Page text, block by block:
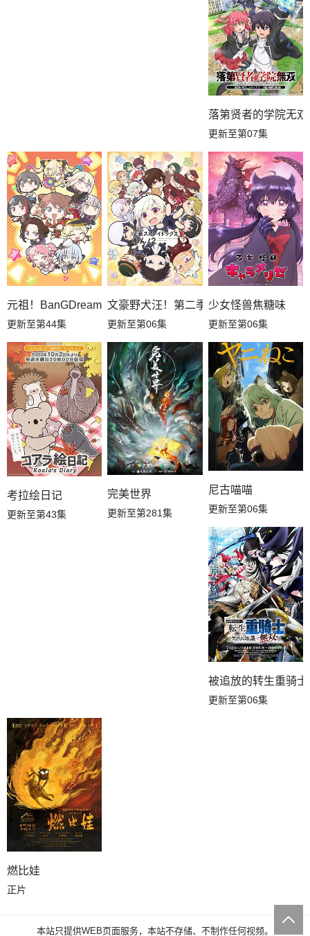
落第贤者的学院无
更新至第07集
元祖！BanGDream酱
更新至第44集
文豪野犬汪！第二季
更新至第06集
少女怪兽焦糖味
更新至第06集
考拉绘日记
更新至第43集
完美世界
更新至第281集
尼古喵喵
更新至第06集
被追放的转生重骑
更新至第06集
燃比娃
正片
本站只提供WEB页面服务，本站不存储、不制作任何视频。